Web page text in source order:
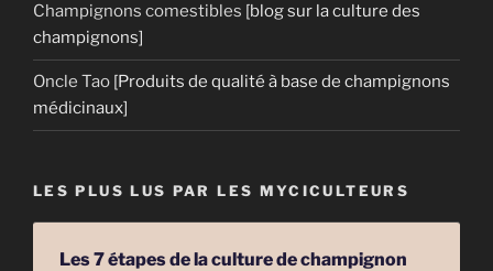
Champignons comestibles [blog sur la culture des
champignons]
Oncle Tao [Produits de qualité à base de champignons
médicinaux]
LES PLUS LUS PAR LES MYCICULTEURS
Les 7 étapes de la culture de champignon